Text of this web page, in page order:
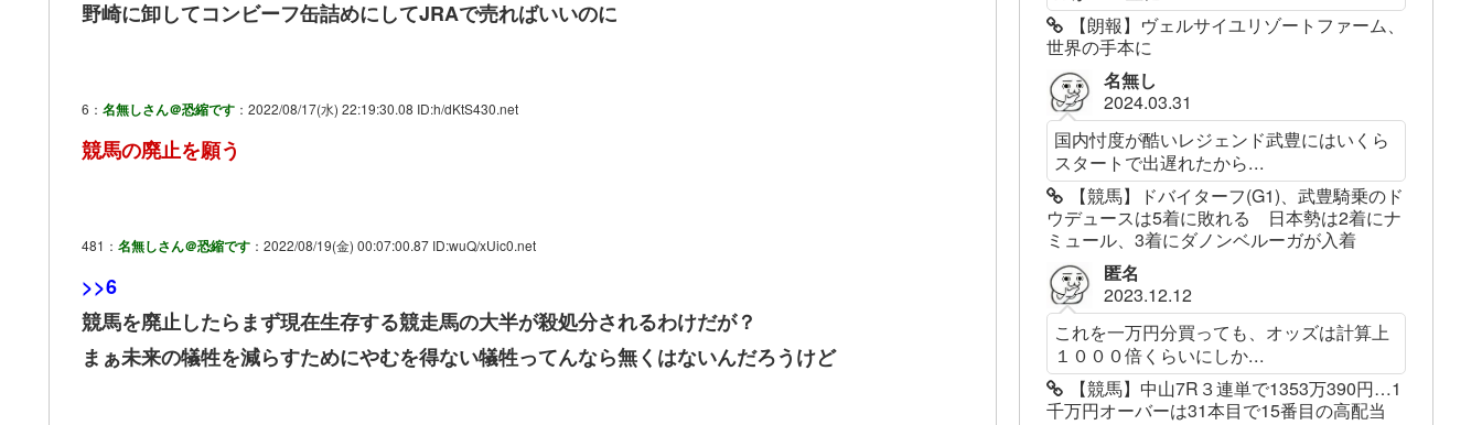
野崎に卸してコンビーフ缶詰めにしてJRAで売ればいいのに
6： 名無しさん＠恐縮です ：2022/08/17(水) 22:19:30.08 ID:h/dKtS430.net
競馬の廃止を願う
481： 名無しさん＠恐縮です ：2022/08/19(金) 00:07:00.87 ID:wuQ/xUic0.net
>>6
競馬を廃止したらまず現在生存する競走馬の大半が殺処分されるわけだが？
まぁ未来の犠牲を減らすためにやむを得ない犠牲ってんなら無くはないんだろうけど
【朗報】ヴェルサイユリゾートファーム、
世界の手本に
名無し
2024.03.31
国内忖度が酷いレジェンド武豊にはいくら
スタートで出遅れたから...
【競馬】ドバイターフ(G1)、武豊騎乗のド
ウデュースは5着に敗れる 日本勢は2着にナ
ミュール、3着にダノンベルーガが入着
匿名
2023.12.12
これを一万円分買っても、オッズは計算上
１０００倍くらいにしか...
【競馬】中山7R３連単で1353万390円…1
千万円オーバーは31本目で15番目の高配当